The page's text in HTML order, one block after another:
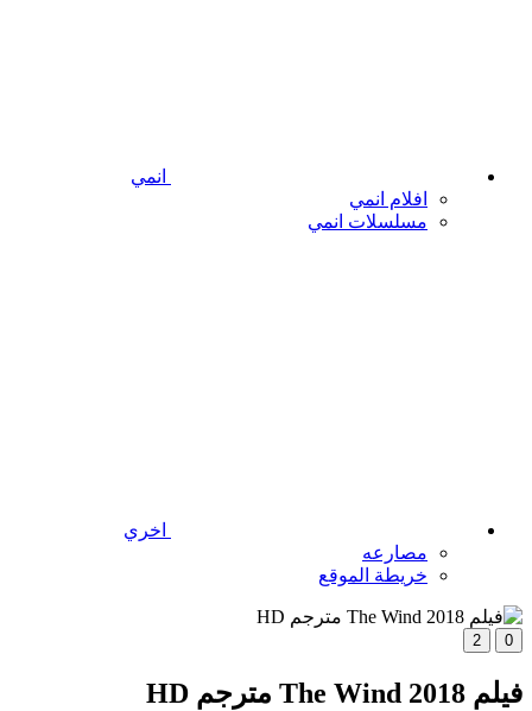
انمي
افلام انمي
مسلسلات انمي
اخري
مصارعه
خريطة الموقع
0
2
فيلم The Wind 2018 مترجم HD